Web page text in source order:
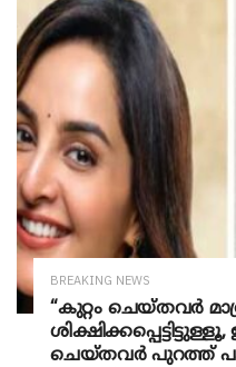
BREAKING NEWS
“കുറ്റം ചെയ്തവർ
ചെയ്തവർ പുറത്ത്